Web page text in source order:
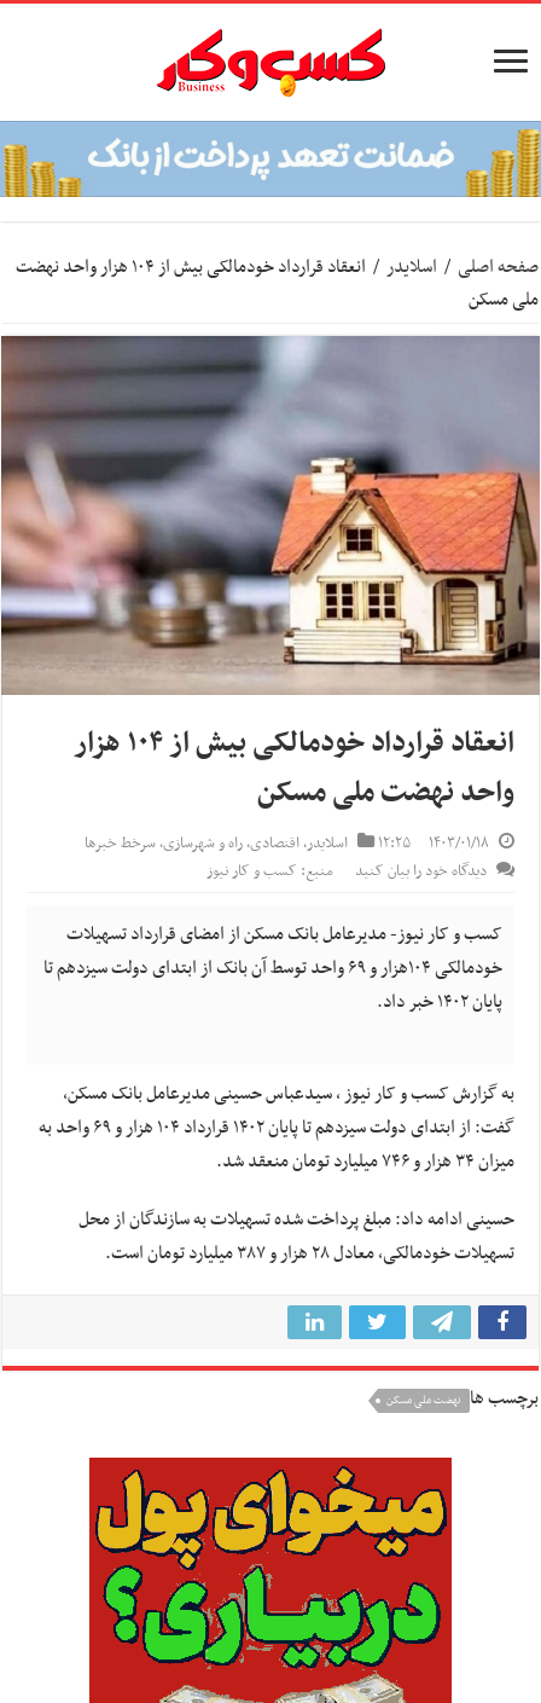
صفحه اصلی / اسلایدر /
انعقاد قرارداد خودمالکی بیش از ۱۰۴ هزار واحد نهضت
ملی مسکن
انعقاد قرارداد خودمالکی بیش از ۱۰۴ هزار
واحد نهضت ملی مسکن
۱۴۰۳/۰۱/۱۸ ۱۲:۲۵ اسلایدر,اقتصادی,راه و شهرسازی,سرخط خبرها
دیدگاه خود را بیان کنید
منبع: کسب و کار نیوز
کسب و کار نیوز- مدیرعامل بانک مسکن از امضای قرارداد تسهیلات
خودمالکی ۱۰۴هزار و ۶۹ واحد توسط آن بانک از ابتدای دولت سیزدهم تا
پایان ۱۴۰۲ خبر داد.
به گزارش کسب و کار نیوز ، سیدعباس حسینی مدیرعامل بانک مسکن،
گفت: از ابتدای دولت سیزدهم تا پایان ۱۴۰۲ قرارداد ۱۰۴ هزار و ۶۹ واحد به
میزان ۳۴ هزار و ۷۴۶ میلیارد تومان منعقد شد.
حسینی ادامه داد: مبلغ پرداخت شده تسهیلات به سازندگان از محل
تسهیلات خودمالکی، معادل ۲۸ هزار و ۳۸۷ میلیارد تومان است.
برچسب ها نهضت ملی مسکن